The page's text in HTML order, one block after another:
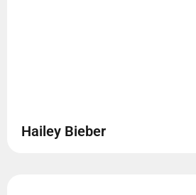
Hailey Bieber